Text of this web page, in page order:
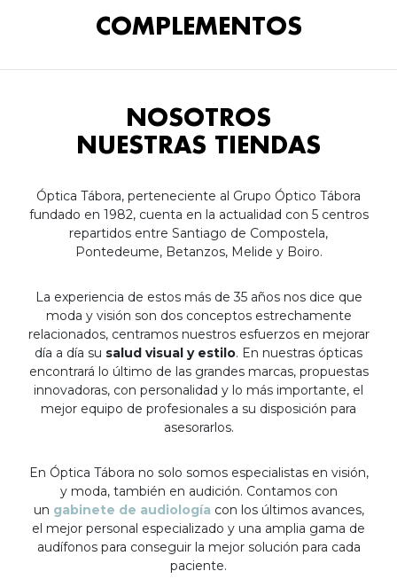
COMPLEMENTOS
NOSOTROS
NUESTRAS TIENDAS
Óptica Tábora, perteneciente al Grupo Óptico Tábora
fundado en 1982, cuenta en la actualidad con 5 centros
repartidos entre Santiago de Compostela,
Pontedeume, Betanzos, Melide y Boiro.
La experiencia de estos más de 35 años nos dice que
moda y visión son dos conceptos estrechamente
relacionados, centramos nuestros esfuerzos en mejorar
día a día su salud visual y estilo. En nuestras ópticas
encontrará lo último de las grandes marcas, propuestas
innovadoras, con personalidad y lo más importante, el
mejor equipo de profesionales a su disposición para
asesorarlos.
En Óptica Tábora no solo somos especialistas en visión,
y moda, también en audición. Contamos con
un gabinete de audiología con los últimos avances,
el mejor personal especializado y una amplia gama de
audífonos para conseguir la mejor solución para cada
paciente.